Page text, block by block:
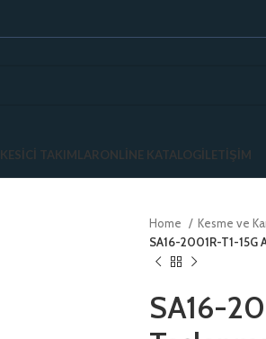
KESICI TAKIMLARONLINE KATALOGİLETIŞIM
Home Kesme ve
SA16-2001R-T1-15G
SA16-